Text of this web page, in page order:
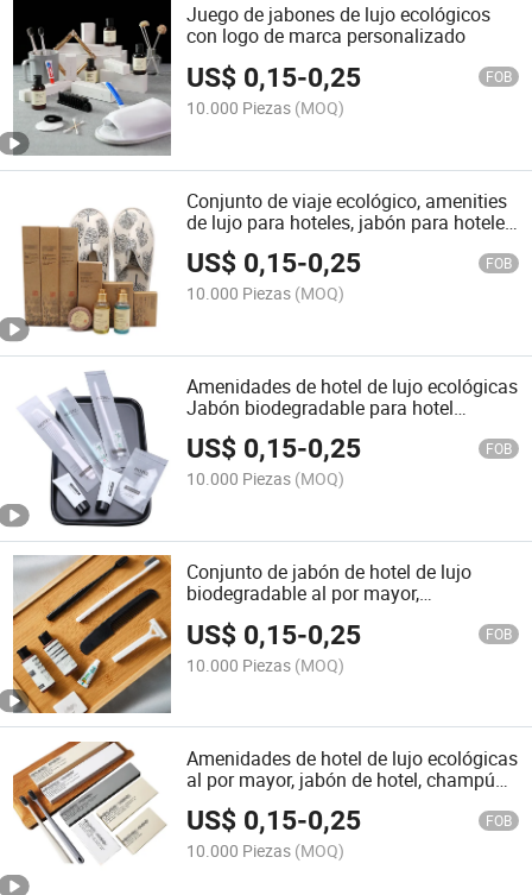
Juego de jabones de lujo ecológicos
con logo de marca personalizado
US$ 0,15-0,25 FOB
10.000 Piezas (MOQ)
Conjunto de viaje ecológico, amenities
de lujo para hoteles, jabón para hoteles
al por mayor
US$ 0,15-0,25 FOB
10.000 Piezas (MOQ)
Amenidades de hotel de lujo ecológicas
Jabón biodegradable para hotel
Suministro de hotel
US$ 0,15-0,25 FOB
10.000 Piezas (MOQ)
Conjunto de jabón de hotel de lujo
biodegradable al por mayor,
US$ 0,15-0,25 FOB
10.000 Piezas (MOQ)
Amenidades de hotel de lujo ecológicas
al por mayor, jabón de hotel, champú
biodegradable
US$ 0,15-0,25 FOB
10.000 Piezas (MOQ)